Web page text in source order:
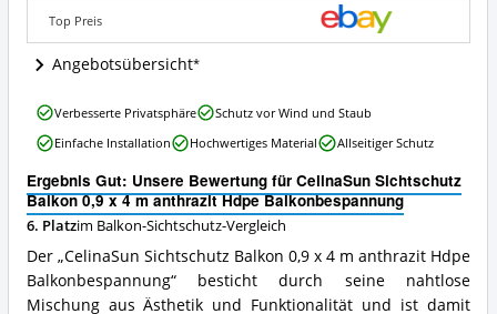
anthrazit
Hdpe
Balkonbespannung
Wo
ist
dieser
Sichtschutz
erhältlich?
Top Preis
Angebotsübersicht
Ergebnis Gut: Unsere Bewertung für CelinaSun Sichtschutz
Balkon 0,9 x 4 m anthrazit Hdpe Balkonbespannung
6. Platzim Balkon-Sichtschutz-Vergleich
Der „CelinaSun Sichtschutz Balkon 0,9 x 4 m anthrazit Hdpe
Balkonbespannung“ besticht durch seine nahtlose
Mischung aus Ästhetik und Funktionalität und ist damit
CelinaSun
Sichtschutz
Balkon
x
4
m
anthrazit
Hdpe
Balkonbespannung
Vorteile:
Verbesserte Privatsphäre
Schutz vor Wind und Staub
Einfache Installation
Hochwertiges Material Allseitiger Schutz